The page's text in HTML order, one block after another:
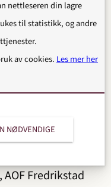
BI Oslo
BI
AOF Fredrikstad
nettleseren din lagre
til statistikk, og andre
av cookies. Les mer her
NØDVENDIGE